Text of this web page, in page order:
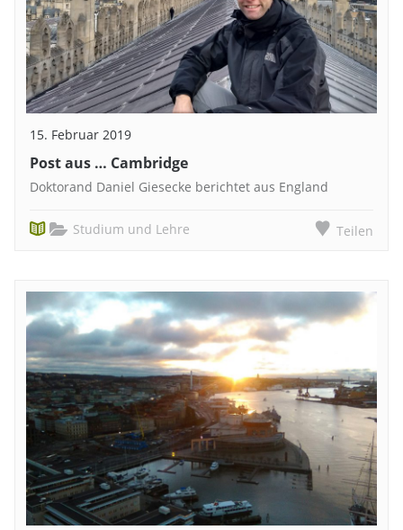
15. Februar 2019
Post aus … Cambridge
Doktorand Daniel Giesecke berichtet aus England
Studium und Lehre Teilen